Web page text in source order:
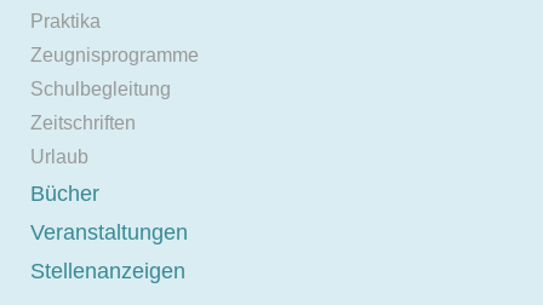
Praktika
Zeugnisprogramme
Schulbegleitung
Zeitschriften
Urlaub
Bücher
Veranstaltungen
Stellenanzeigen